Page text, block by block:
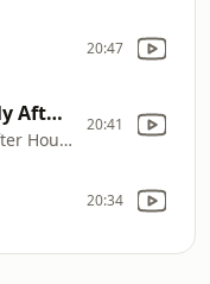
20:47
Final Call (George Feely After Hours Remix)
Final Call (George Feely After Hours Remix)
20:41
20:34